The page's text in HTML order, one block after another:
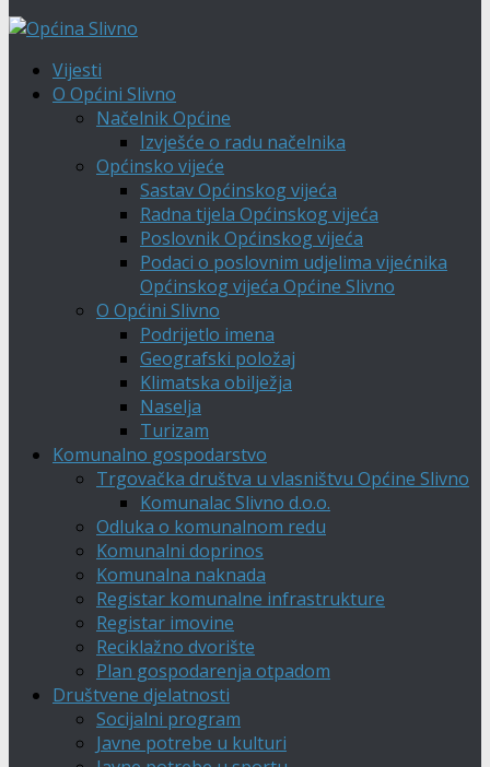
Vijesti
O Općini Slivno
Načelnik Općine
Izvješće o radu načelnika
Općinsko vijeće
Sastav Općinskog vijeća
Radna tijela Općinskog vijeća
Poslovnik Općinskog vijeća
Podaci o poslovnim udjelima vijećnika
Općinskog vijeća Općine Slivno
O Općini Slivno
Podrijetlo imena
Geografski položaj
Klimatska obilježja
Naselja
Turizam
Komunalno gospodarstvo
Trgovačka društva u vlasništvu Općine Slivno
Komunalac Slivno d.o.o.
Odluka o komunalnom redu
Komunalni doprinos
Komunalna naknada
Registar komunalne infrastrukture
Registar imovine
Reciklažno dvorište
Plan gospodarenja otpadom
Društvene djelatnosti
Socijalni program
Javne potrebe u kulturi